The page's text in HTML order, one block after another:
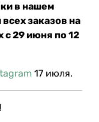
в нашем
заказов на
с 29 июня по 12
17 июля.